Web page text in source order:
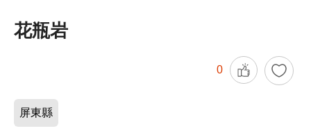
花瓶岩
0
屏東縣